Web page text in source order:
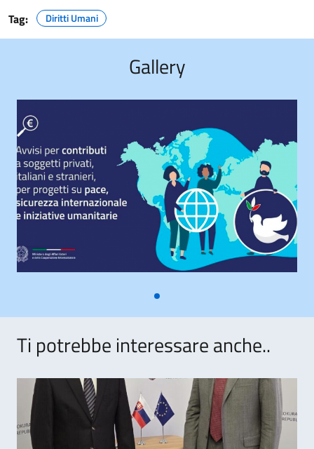
Tag: Diritti Umani
Gallery
Ti potrebbe interessare anche..